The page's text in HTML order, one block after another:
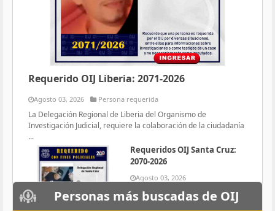
Requerido OIJ Liberia: 2071-2026
Agosto 03, 2026 Persona requerida
La Delegación Regional de Liberia del Organismo de
Investigación Judicial, requiere la colaboración de la ciudadanía
...
Requeridos OIJ Santa Cruz:
2070-2026
Agosto 03, 2026
Persona requerida
La Delegación Regional de Santa
Personas más buscadas de OIJ